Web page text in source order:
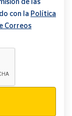
con la Política
Correos